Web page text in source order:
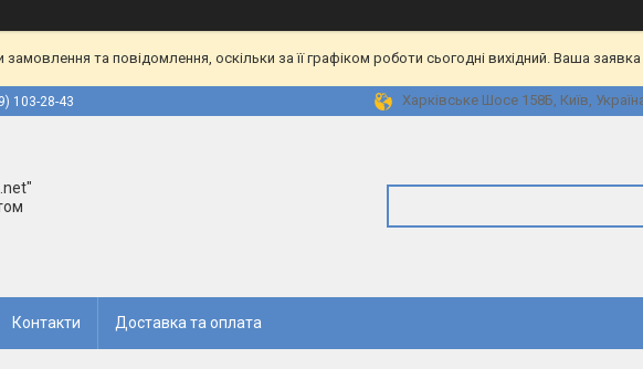
та повідомлення, оскільки за її графіком роботи сьогодні вихідний. Ваша
103-28-43 Харківське Шосе 158Б, Київ,
Контакти Доставка та оплата